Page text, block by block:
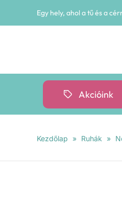
Egy hely, ahol a tű és a
Akcióink
Kezdőlap » Ruhák »